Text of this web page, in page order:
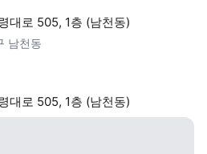
대로 505, 1층 (남천동)
남천동
대로 505, 1층 (남천동)